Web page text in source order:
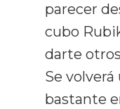
parecer
cubo
darte
Se
bastante